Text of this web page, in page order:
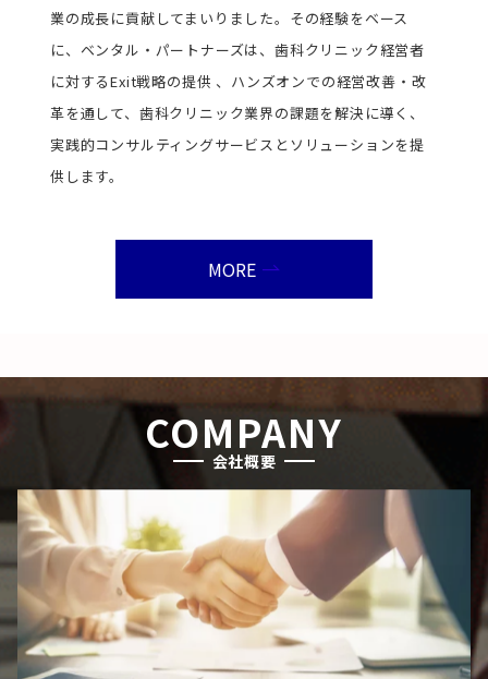
業の成長に貢献してまいりました。その経験をベース
に、ベンタル・パートナーズは、歯科クリニック経営者
に対するExit戦略の提供 、ハンズオンでの経営改善・改
革を通して、歯科クリニック業界の課題を解決に導く、
実践的コンサルティングサービスとソリューションを提
供します。
MORE
COMPANY
会社概要